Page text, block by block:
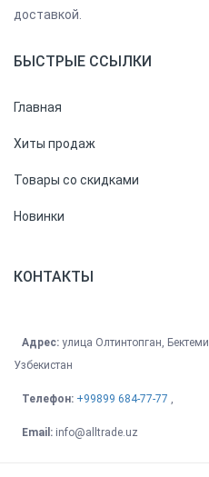
доставкой.
БЫСТРЫЕ ССЫЛКИ
Главная
Хиты продаж
Товары со скидками
Новинки
КОНТАКТЫ
Адрес: улица Олтинтопган,
Узбекистан
Телефон: +99899 684-77-77
Email: info@alltrade.uz